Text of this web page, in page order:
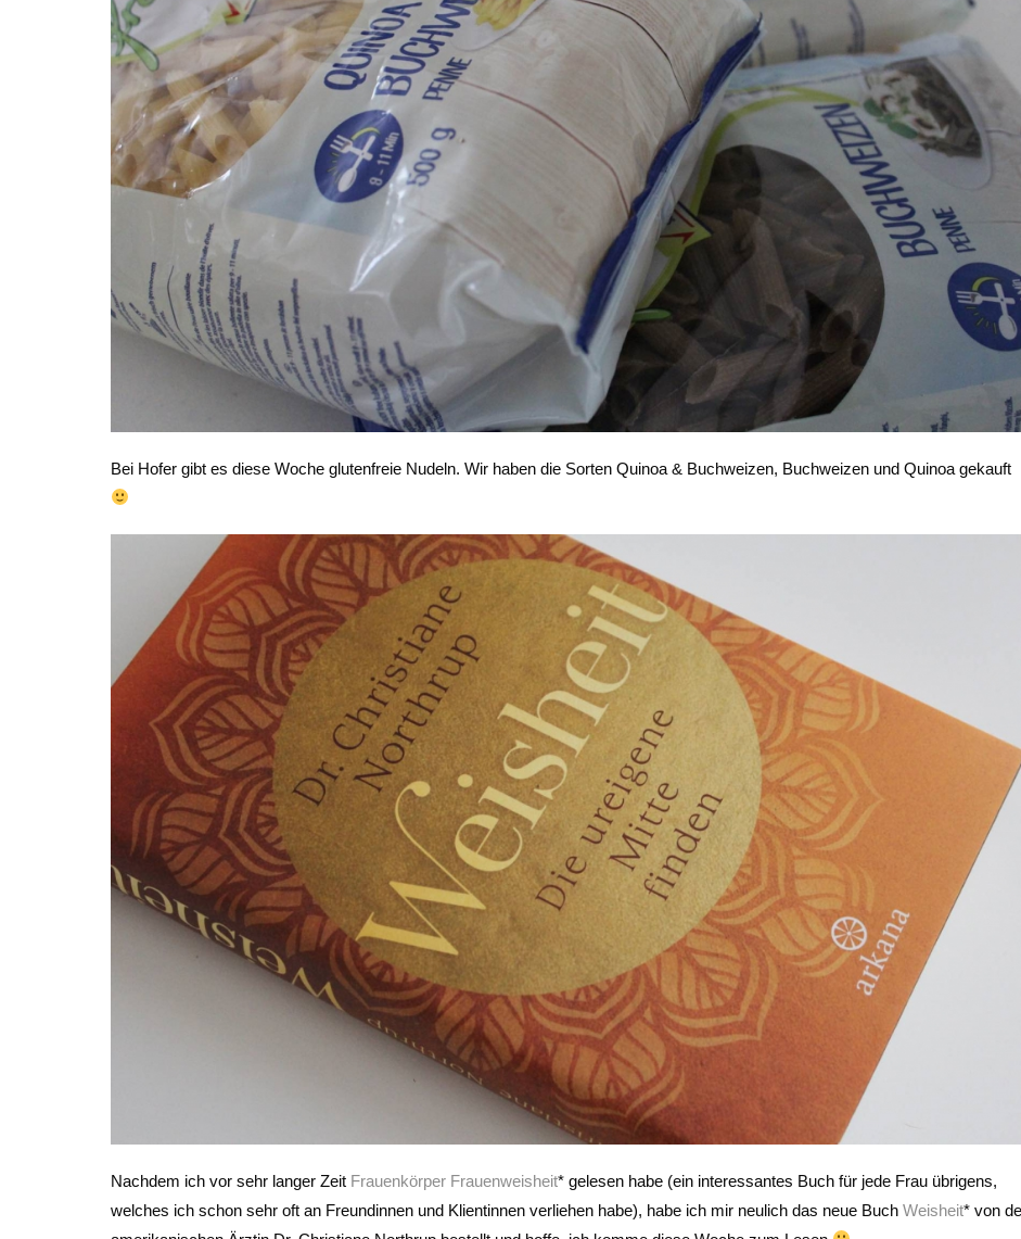
Bei Hofer gibt es diese Woche glutenfreie Nudeln. Wir haben die Sorten Quinoa & Buchweizen, Buchweizen und Quinoa gekauft
Nachdem ich vor sehr langer Zeit Frauenkörper Frauenweisheit* gelesen habe (ein interessantes Buch für jede Frau übrigens,
welches ich schon sehr oft an Freundinnen und Klientinnen verliehen habe), habe ich mir neulich das neue Buch Weisheit* von